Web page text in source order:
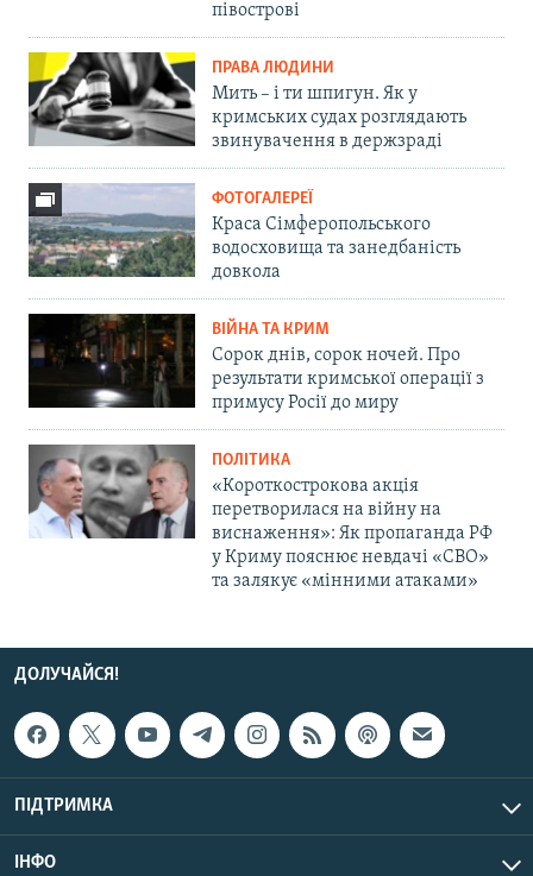
півострові
ПРАВА ЛЮДИНИ
Мить – і ти шпигун. Як у
кримських судах розглядають
звинувачення в держзраді
ФОТОГАЛЕРЕЇ
Краса Сімферопольського
водосховища та занедбаність
довкола
ВІЙНА ТА КРИМ
Сорок днів, сорок ночей. Про
результати кримської операції з
примусу Росії до миру
ПОЛІТИКА
«Короткострокова акція
перетворилася на війну на
виснаження»: Як пропаганда РФ
у Криму пояснює невдачі «СВО»
та залякує «мінними атаками»
ДОЛУЧАЙСЯ!
ПІДТРИМКА
ІНФО